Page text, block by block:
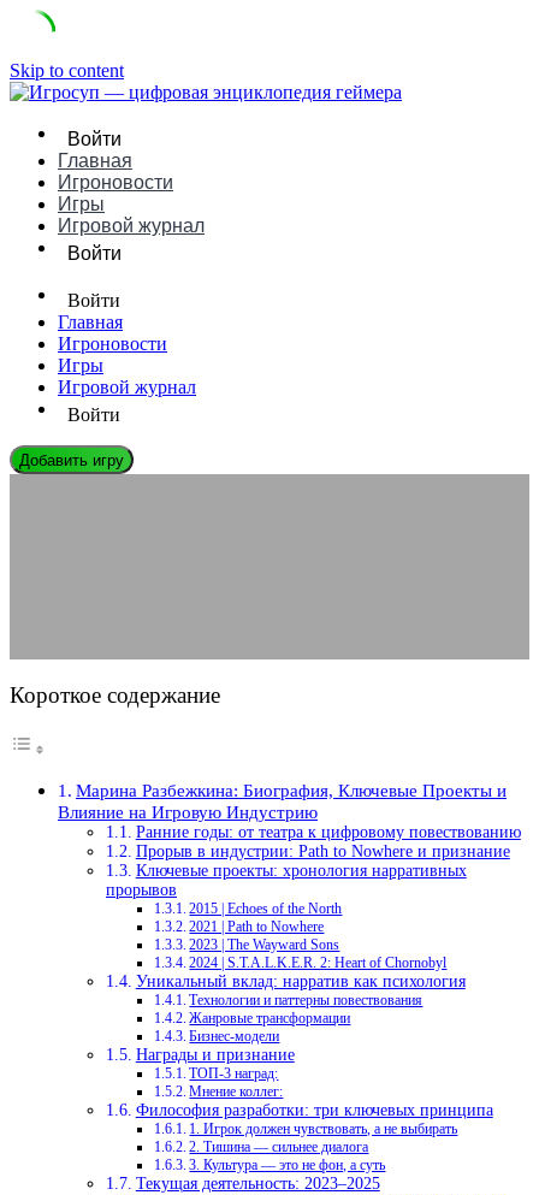
Skip to content
Войти
Главная
Игроновости
Игры
Игровой журнал
Войти
Войти
Главная
Игроновости
Игры
Игровой журнал
Войти
Добавить игру
Короткое содержание
Марина Разбежкина: Биография, Ключевые Проекты и
Влияние на Игровую Индустрию
Ранние годы: от театра к цифровому повествованию
Прорыв в индустрии: Path to Nowhere и признание
Ключевые проекты: хронология нарративных
прорывов
2015 | Echoes of the North
2021 | Path to Nowhere
2023 | The Wayward Sons
2024 | S.T.A.L.K.E.R. 2: Heart of Chornobyl
Уникальный вклад: нарратив как психология
Технологии и паттерны повествования
Жанровые трансформации
Бизнес-модели
Награды и признание
ТОП-3 наград:
Мнение коллег:
Философия разработки: три ключевых принципа
1. Игрок должен чувствовать, а не выбирать
2. Тишина — сильнее диалога
3. Культура — это не фон, а суть
Текущая деятельность: 2023–2025